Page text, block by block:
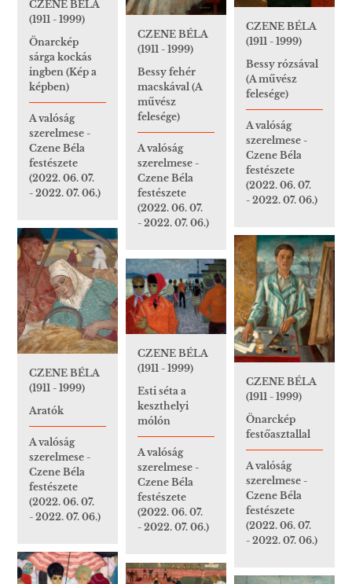
CZENE BÉLA
(1911 - 1999)
Önarckép
sárga kockás
ingben (Kép a
képben)
A valóság
szerelmese -
Czene Béla
festészete
(2022. 06. 07.
- 2022. 07. 06.)
CZENE BÉLA
(1911 - 1999)
Bessy fehér
macskával (A
művész
felesége)
A valóság
szerelmese -
Czene Béla
festészete
(2022. 06. 07.
- 2022. 07. 06.)
CZENE BÉLA
(1911 - 1999)
Bessy rózsával
(A művész
felesége)
A valóság
szerelmese -
Czene Béla
festészete
(2022. 06. 07.
- 2022. 07. 06.)
CZENE BÉLA
(1911 - 1999)
Aratók
A valóság
szerelmese -
Czene Béla
festészete
(2022. 06. 07.
- 2022. 07. 06.)
CZENE BÉLA
(1911 - 1999)
Önarckép
festőasztallal
A valóság
szerelmese -
Czene Béla
festészete
(2022. 06. 07.
- 2022. 07. 06.)
CZENE BÉLA
(1911 - 1999)
Esti séta a
keszthelyi
mólón
A valóság
szerelmese -
Czene Béla
festészete
(2022. 06. 07.
- 2022. 07. 06.)